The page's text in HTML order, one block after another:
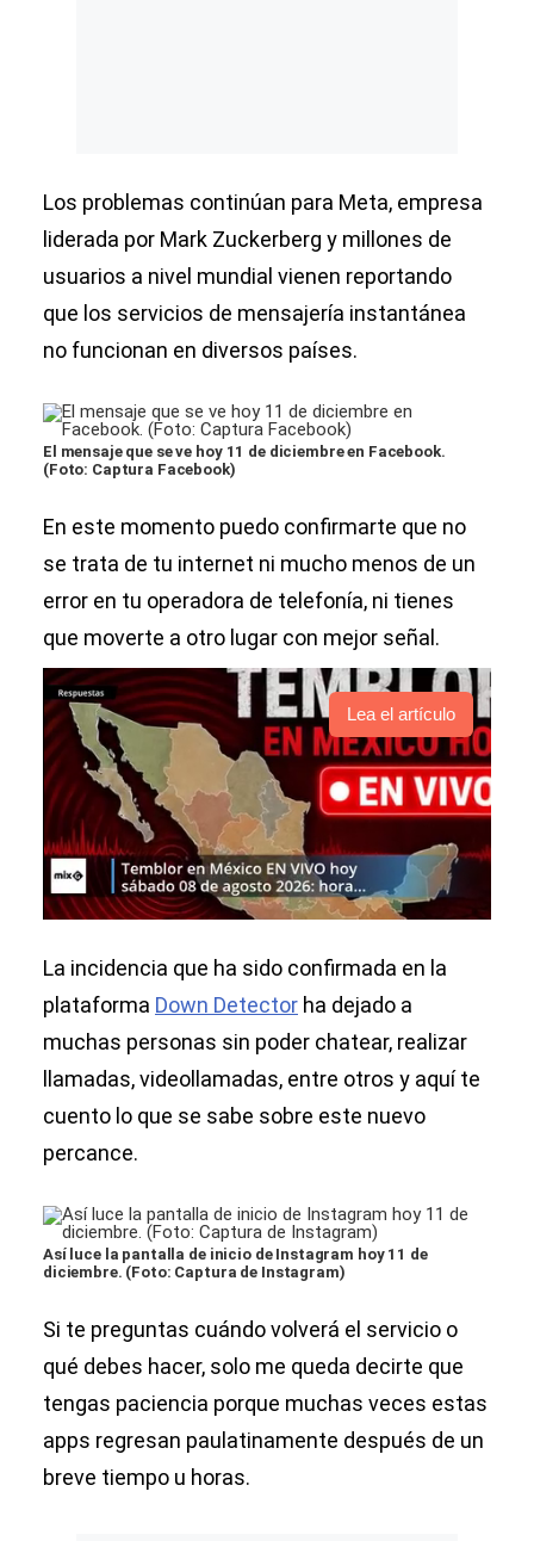
Los problemas continúan para Meta, empresa
liderada por Mark Zuckerberg y millones de
usuarios a nivel mundial vienen reportando
que los servicios de mensajería instantánea
no funcionan en diversos países.
El mensaje que se ve hoy 11 de diciembre en Facebook.
(Foto: Captura Facebook)
En este momento puedo confirmarte que no
se trata de tu internet ni mucho menos de un
error en tu operadora de telefonía, ni tienes
que moverte a otro lugar con mejor señal.
Lea el artículo
La incidencia que ha sido confirmada en la
plataforma Down Detector ha dejado a
muchas personas sin poder chatear, realizar
llamadas, videollamadas, entre otros y aquí te
cuento lo que se sabe sobre este nuevo
percance.
Así luce la pantalla de inicio de Instagram hoy 11 de
diciembre. (Foto: Captura de Instagram)
Si te preguntas cuándo volverá el servicio o
qué debes hacer, solo me queda decirte que
tengas paciencia porque muchas veces estas
apps regresan paulatinamente después de un
breve tiempo u horas.